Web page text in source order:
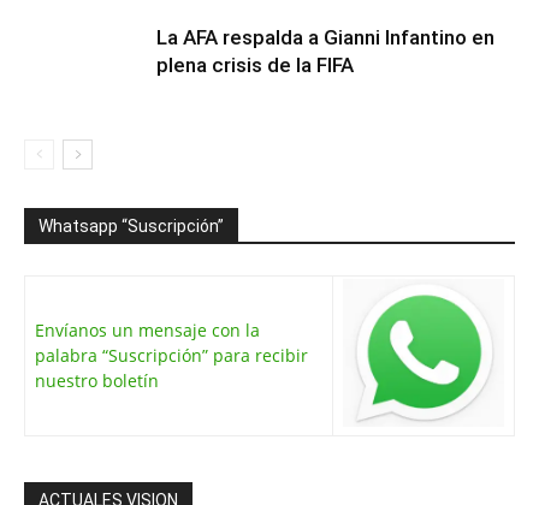
La AFA respalda a Gianni Infantino en
plena crisis de la FIFA
Whatsapp “Suscripción”
Envíanos un mensaje con la
palabra “Suscripción” para recibir
nuestro boletín
ACTUALES VISION